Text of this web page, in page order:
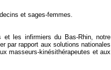
et sages-femmes.
et les infirmiers du Bas-Rhin, notre
par rapport aux solutions nationales
masseurs-kinésithérapeutes et aux